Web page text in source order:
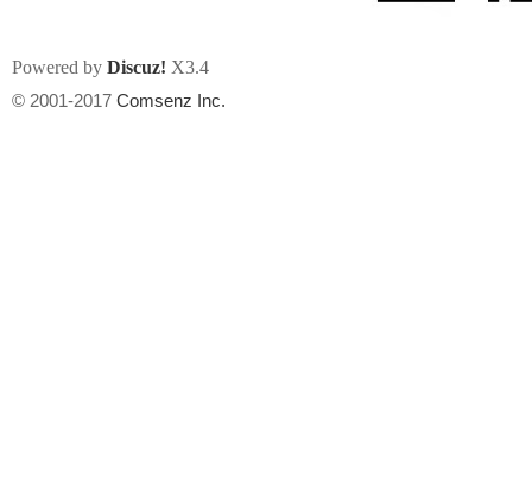
Powered by Discuz! X3.4
© 2001-2017 Comsenz Inc.